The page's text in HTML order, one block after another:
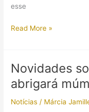
esse
Aeroporto
museu
com
egípcias
Read More »
Novidades
abrigará
Notícias / Márcia